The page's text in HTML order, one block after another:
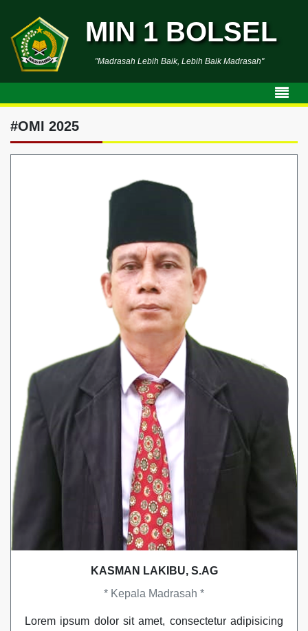
MIN 1 BOLSEL
"Madrasah Lebih Baik, Lebih Baik Madrasah"
#OMI 2025
KASMAN LAKIBU, S.AG
* Kepala Madrasah *
Lorem ipsum dolor sit amet, consectetur adipisicing